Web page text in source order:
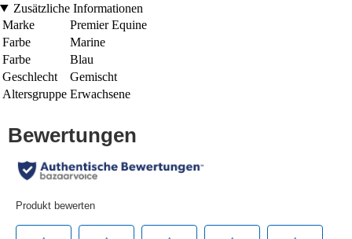
Zusätzliche Informationen
Marke
Premier Equine
Farbe
Marine
Farbe
Blau
Geschlecht
Gemischt
Altersgruppe Erwachsene